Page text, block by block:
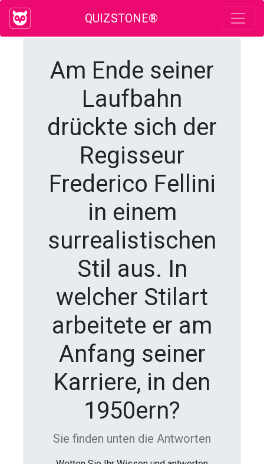
QUIZSTONE®
Am Ende seiner
Laufbahn
drückte sich der
Regisseur
Frederico Fellini
in einem
surrealistischen
Stil aus. In
welcher Stilart
arbeitete er am
Anfang seiner
Karriere, in den
1950ern?
Sie finden unten die Antworten